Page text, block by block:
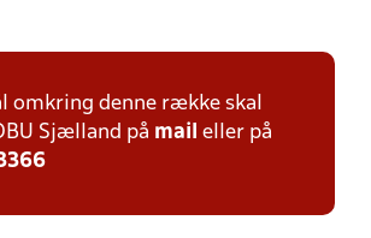
omkring denne række skal
Sjælland på mail eller på